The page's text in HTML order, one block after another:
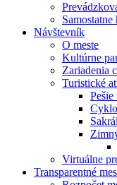
Návštevník
O meste
Kultúrne
Zariadenia
Turistické
Pešie
Virtuálne
Transparentné